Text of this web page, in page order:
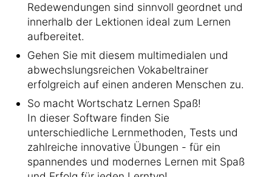
Redewendungen sind sinnvoll geordnet und
innerhalb der Lektionen ideal zum Lernen
aufbereitet.
Gehen Sie mit diesem multimedialen und
abwechslungsreichen Vokabeltrainer
erfolgreich auf einen anderen Menschen zu.
So macht Wortschatz Lernen Spaß!
In dieser Software finden Sie
unterschiedliche Lernmethoden, Tests und
zahlreiche innovative Übungen - für ein
spannendes und modernes Lernen mit Spaß